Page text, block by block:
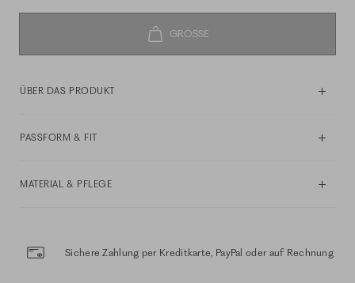
ÜBER DAS PRODUKT
PASSFORM & FIT
MATERIAL & PFLEGE
Sichere Zahlung per Kreditkarte, PayPal oder auf Rechnung